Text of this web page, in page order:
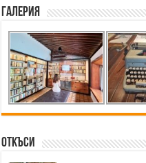
Галерия
Откъси